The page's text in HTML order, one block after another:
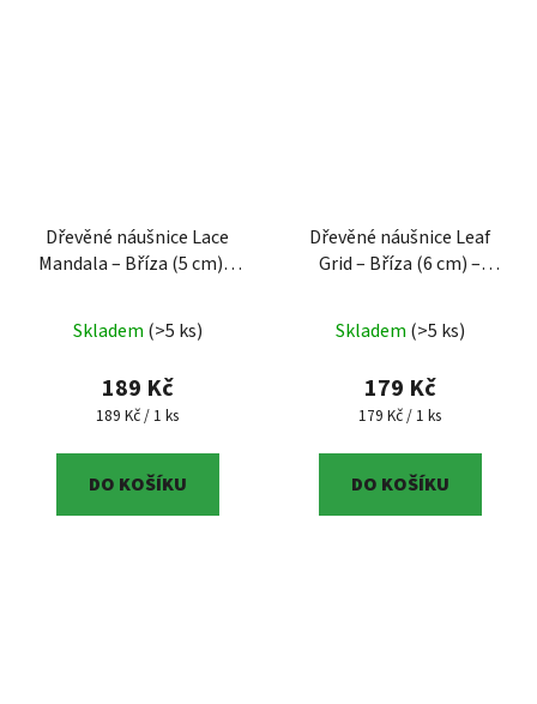
Dřevěné náušnice Lace
Mandala – Bříza (5 cm) –
regionální výrobek z ČB,
bříza, 5 cm, chirurgická
Skladem (>5 ks)
189 Kč
Měrná cena:
189 Kč / 1 ks
DO KOŠÍKU
Dřevěné náušnice Leaf
Grid – Bříza (6 cm) –
regionální produkt Jižní
Čechy, bříza, 6 cm
Skladem (>5 ks)
179 Kč
Měrná cena:
179 Kč / 1 ks
DO KOŠÍKU